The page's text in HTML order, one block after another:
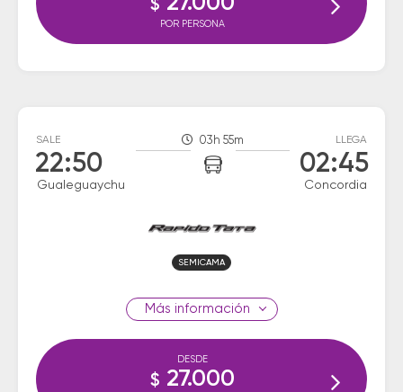
$
POR PERSONA
SALE
22:50
Gualeguaychu
03h 55m LLEGA
02:45
Concordia
SEMICAMA
información
DESDE
$ 27.000